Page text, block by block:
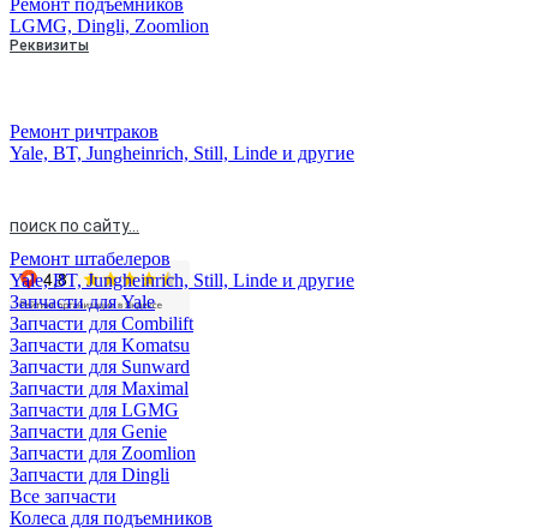
Реквизиты
Вакансии
поиск по сайту...
Ремонт подъемников
LGMG, Dingli, Zoomlion
Ремонт ричтраков
Yale, BT, Jungheinrich, Still, Linde и другие
Ремонт штабелеров
Yale, BT, Jungheinrich, Still, Linde и другие
Запчасти для Yale
Запчасти для Combilift
Запчасти для Komatsu
Запчасти для Sunward
Запчасти для Maximal
Запчасти для LGMG
Запчасти для Genie
Запчасти для Zoomlion
Запчасти для Dingli
Все запчасти
Колеса для подъемников